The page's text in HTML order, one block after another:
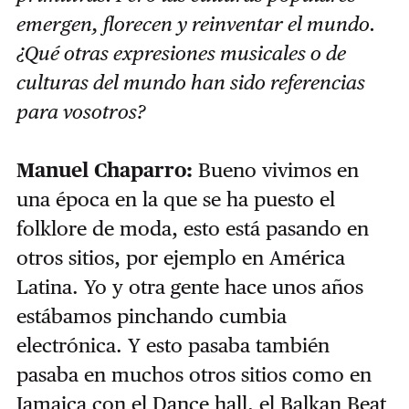
emergen, florecen y reinventarel mundo.
¿Qué otras expresiones musicales o de
culturas del mundo han sido referencias
para vosotros?
Manuel Chaparro: Bueno vivimos en
una época en la que se ha puesto el
folklore de moda, esto está pasando en
otros sitios, por ejemplo en América
Latina. Yo y otra gente hace unos años
estábamos pinchando cumbia
electrónica. Y esto pasaba también
pasaba en muchos otros sitios como en
Jamaica con el Dance hall, el Balkan Beat